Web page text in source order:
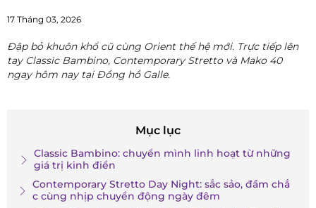
17 Tháng 03, 2026
Đập bỏ khuôn khổ cũ cùng Orient thế hệ mới. Trực tiếp lên
tay Classic Bambino, Contemporary Stretto và Mako 40
ngay hôm nay tại Đồng hồ Galle.
Mục lục
Classic Bambino: chuyển mình linh hoạt từ những
giá trị kinh điển
Contemporary Stretto Day Night: sắc sảo, đầm chắ
c cùng nhịp chuyển động ngày đêm